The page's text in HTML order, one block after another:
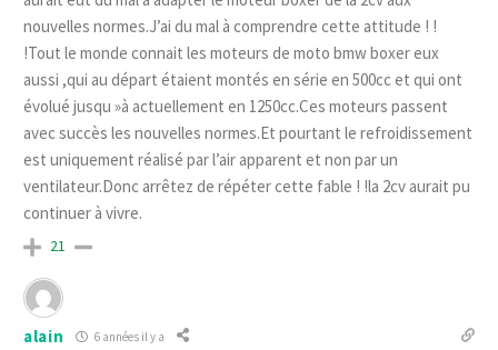
nouvelles normes.J’ai du mal à comprendre cette attitude ! !
!Tout le monde connait les moteurs de moto bmw boxer eux
aussi ,qui au départ étaient montés en série en 500cc et qui ont
évolué jusqu »à actuellement en 1250cc.Ces moteurs passent
avec succès les nouvelles normes.Et pourtant le refroidissement
est uniquement réalisé par l’air apparent et non par un
ventilateur.Donc arrêtez de répéter cette fable ! !la 2cv aurait pu
continuer à vivre.
21
alain 6 années il y a